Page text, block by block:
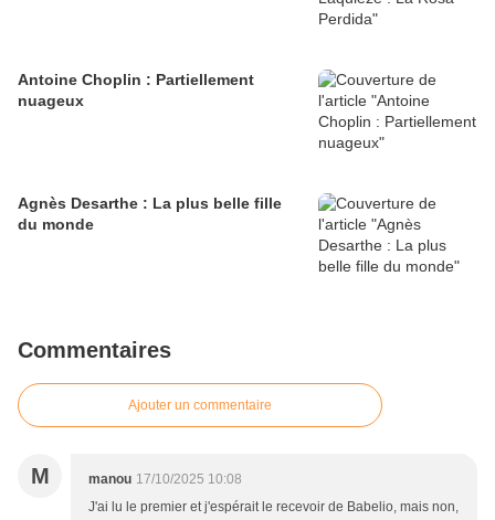
Antoine Choplin : Partiellement
nuageux
Agnès Desarthe : La plus belle fille
du monde
Commentaires
Ajouter un commentaire
M manou 17/10/2025 10:08
J'ai lu le premier et j'espérait le recevoir de Babelio, mais non,